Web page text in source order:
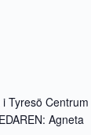
Tyresö
Agneta